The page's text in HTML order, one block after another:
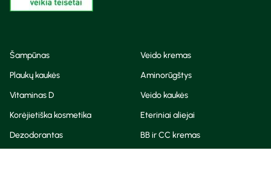
Šampūnas
Veido kremas
Plaukų kaukės
Aminorūgštys
Vitaminas D
Veido kaukės
Korėjietiška kosmetika
Eteriniai aliejai
Dezodorantas
BB ir CC kremas